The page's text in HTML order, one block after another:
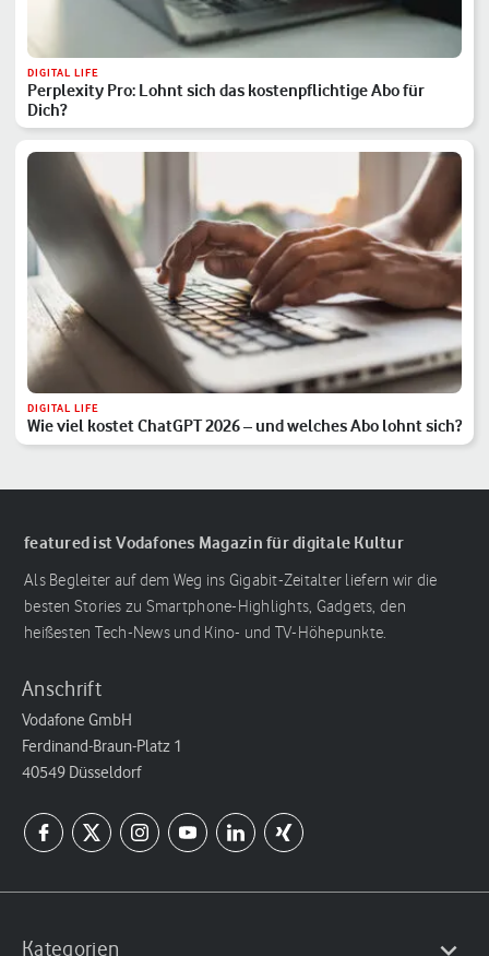
DIGITAL LIFE
Perplexity Pro: Lohnt sich das kostenpflichtige Abo für
Dich?
DIGITAL LIFE
Wie viel kostet ChatGPT 2026 – und welches Abo lohnt sich?
featured ist Vodafones Magazin für digitale Kultur
Als Begleiter auf dem Weg ins Gigabit-Zeitalter liefern wir die
besten Stories zu Smartphone-Highlights, Gadgets, den
heißesten Tech-News und Kino- und TV-Höhepunkte.
Anschrift
Vodafone GmbH
Ferdinand-Braun-Platz 1
40549 Düsseldorf
Kategorien